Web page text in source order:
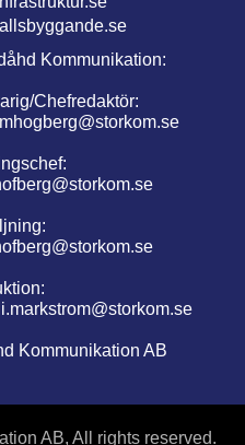
Kommunikation:
Chefredaktör:
Kommunikation AB
AB, All rights reserved.